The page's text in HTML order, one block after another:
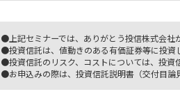
●上記セミナーでは、ありがとう投信株式会社
●投資信託は、値動きのある有価証券等に投資
●投資信託のリスク、コストについては、投資
●お申込みの際は、投資信託説明書（交付目論